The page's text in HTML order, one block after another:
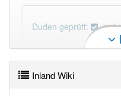
Duden geprüft:
Wörter, die mit "-land"
Inland Wiki